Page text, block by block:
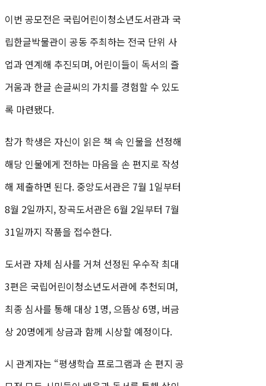
이번 공모전은 국립어린이청소년도서관과 국
립한글박물관이 공동 주최하는 전국 단위 사
업과 연계해 추진되며, 어린이들이 독서의 즐
거움과 한글 손글씨의 가치를 경험할 수 있도
록 마련됐다.
참가 학생은 자신이 읽은 책 속 인물을 선정해
해당 인물에게 전하는 마음을 손 편지로 작성
해 제출하면 된다. 중앙도서관은 7월 1일부터
8월 2일까지, 장곡도서관은 6월 2일부터 7월
31일까지 작품을 접수한다.
도서관 자체 심사를 거쳐 선정된 우수작 최대
3편은 국립어린이청소년도서관에 추천되며,
최종 심사를 통해 대상 1명, 으뜸상 6명, 버금
상 20명에게 상금과 함께 시상할 예정이다.
시 관계자는 “평생학습 프로그램과 손 편지 공